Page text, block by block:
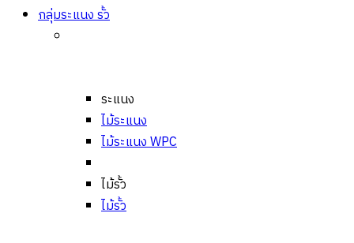
กลุ่มระแนง รั้ว
ระแนง
ไม้ระแนง
ไม้ระแนง WPC
ไม้รั้ว
ไม้รั้ว